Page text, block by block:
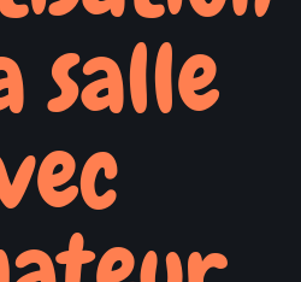
salle